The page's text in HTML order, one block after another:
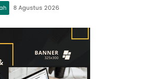
8 Agustus 2026